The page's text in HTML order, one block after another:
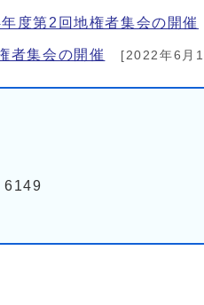
度第2回地権者集会の開催
者集会の開催 [2022年6月
6149